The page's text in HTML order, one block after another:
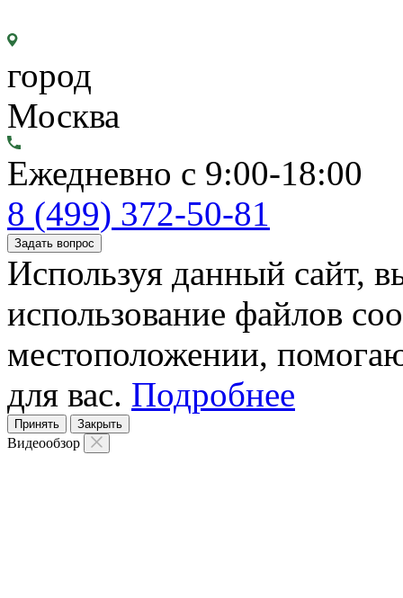
город
Москва
Ежедневно с 9:00-18:00
8 (499) 372-50-81
Задать вопрос
Используя данный сайт,
использование файлов
местоположении,
для вас. Подробнее
Принять Закрыть
Видеообзор